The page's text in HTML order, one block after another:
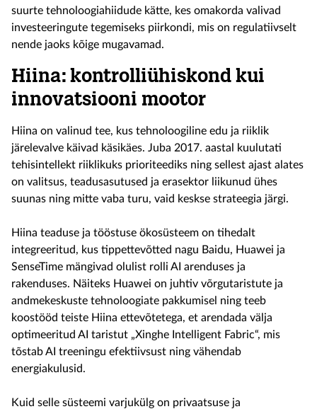
suurte tehnoloogiahiidude kätte, kes omakorda valivad
investeeringute tegemiseks piirkondi, mis on regulatiivselt
nende jaoks kõige mugavamad.
Hiina: kontrolliühiskond kui
innovatsiooni mootor
Hiina on valinud tee, kus tehnoloogiline edu ja riiklik
järelevalve käivad käsikäes. Juba 2017. aastal kuulutati
tehisintellekt riiklikuks prioriteediks ning sellest ajast alates
on valitsus, teadusasutused ja erasektor liikunud ühes
suunas ning mitte vaba turu, vaid keskse strateegia järgi.
Hiina teaduse ja tööstuse ökosüsteem on tihedalt
integreeritud, kus tippettevõtted nagu Baidu, Huawei ja
SenseTime mängivad olulist rolli AI arenduses ja
rakenduses. Näiteks Huawei on juhtiv võrgutaristute ja
andmekeskuste tehnoloogiate pakkumisel ning teeb
koostööd teiste Hiina ettevõtetega, et arendada välja
optimeeritud AI taristut „Xinghe Intelligent Fabric“, mis
tõstab AI treeningu efektiivsust ning vähendab
energiakulusid.
Kuid selle süsteemi varjukülg on privaatsuse ja